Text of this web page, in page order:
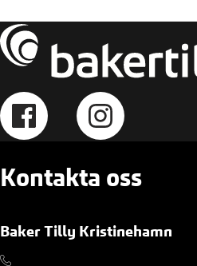
Kontakta oss
Baker Tilly Kristinehamn